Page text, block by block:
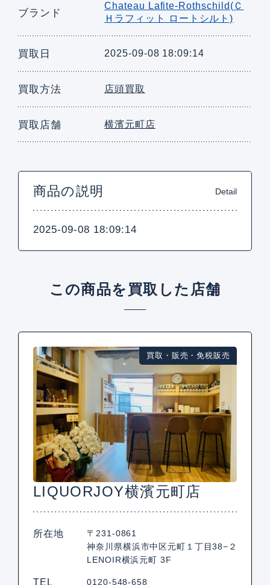
ブランド
Chateau Lafite-Rothschild(Ｃ
Ｈラフィット ロートシルト)
買取日 2025-09-08 18:09:14
買取方法 店頭買取
買取店舗 横濱元町店
商品の説明 Detail
2025-09-08 18:09:14
この商品を買取した店舗
買取・販売・免税販売
LIQUORJOY横濱元町店
所在地
〒231-0861
神奈川県横浜市中区元町１丁目38−２
LENOIR横浜元町 3F
TEL 0120-548-658